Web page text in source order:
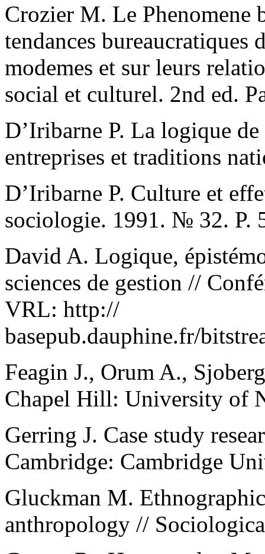
Crozier M. Le Phenomene
tendances bureaucratiques
modemes et sur leurs
social et culturel. 2nd ed.
D’Iribarne P. La logique
entreprises et traditions
D’Iribarne P. Culture et
sociologie. 1991. № 32. P.
David A. Logique,
sciences de gestion //
VRL: http://
basepub.dauphine.fr/
Feagin J., Orum A.,
Chapel Hill: University of
Gerring J. Case study
Cambridge: Cambridge
Gluckman M.
anthropology //